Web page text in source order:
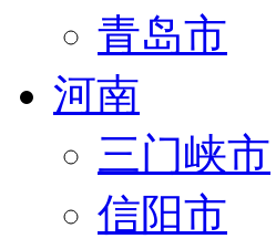
青岛市
河南
三门峡市
信阳市